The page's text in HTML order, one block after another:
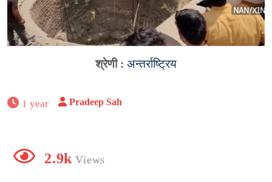
श्रेणी : अन्तर्राष्ट्रिय
1 year Pradeep Sah
2.9k Views